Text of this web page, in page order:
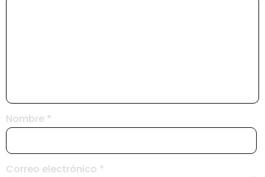
Nombre *
Correo electrónico *